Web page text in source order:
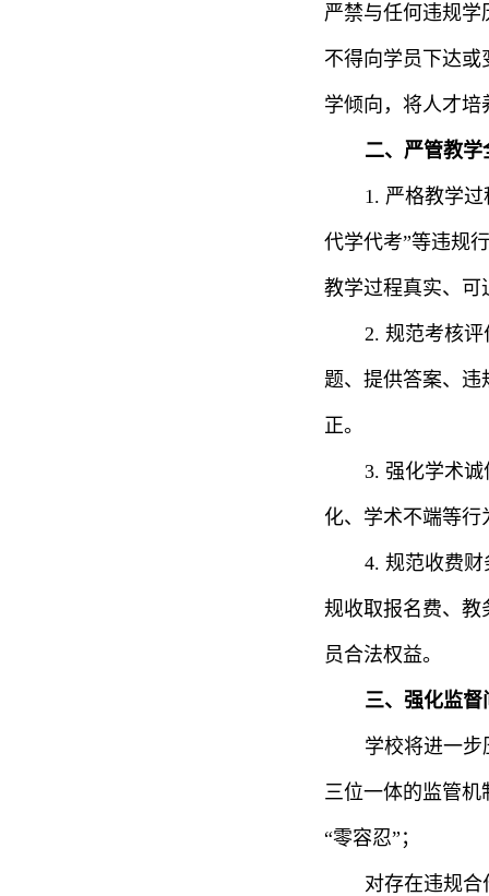
严禁与任何违规
不得向学员下达或
学倾向，将人才
二、严管教
1. 严格教学
代学代考”等违规
教学过程真实、可
2. 规范考核
题、提供答案、违
正。
3. 强化学术
化、学术不端等
4. 规范收费
规收取报名费、教
员合法权益。
三、强化监督
学校将进一
三位一体的监管
“零容忍”；
对存在违规